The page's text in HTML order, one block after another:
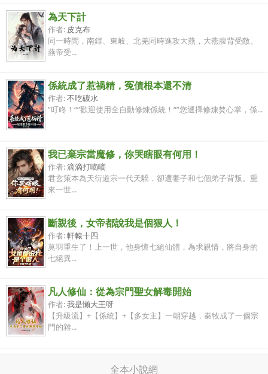
為天下計
作者: 皮克布
同一時間，南鐸、東岐、北羌同時進攻大燕，大燕腹背受敵。
燕帝受...
係統成了惹禍精，冤債根本還不清
作者:不吃碳水
”叮咚！“”歡迎使用全自動修煉係統！“”您選擇修煉焚心掌，係...
我已棄宗當魔修，你哭瞎眼有何用！
作者:滴滴打嘀嘀
君玄策本為天衍道宗一代天驕，卻遭妻子和七個弟子背叛。重
來一世...
斷親後，女帝都說我是個狠人！
作者:軒轅十四
莫羽重生了！上一世，他身懷七絕仙體，為求親情，將自身的
七絕異...
凡人修仙：從為宗門聖女解毒開始
作者:我是懶大王呀
【升級流】+【係統】+【多女主】一朝穿越，秦牧成了一個宗
門的雜...
全本小說網